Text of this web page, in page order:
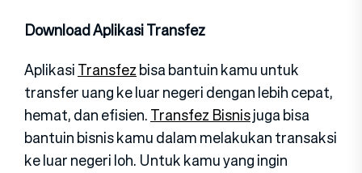
Download Aplikasi Transfez
AplikasiTransfezbisa bantuin kamu untuk
transfer uang ke luar negeri dengan lebih cepat,
hemat, dan efisien.Transfez Bisnisjuga bisa
bantuin bisnis kamu dalam melakukan transaksi
ke luar negeri loh. Untuk kamu yang ingin